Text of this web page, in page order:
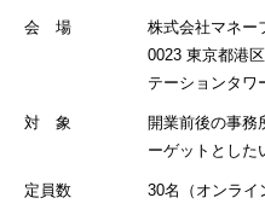
会 場
株式会社マネー
0023 東京都港
テーションタワ
対 象
開業前後の事務
ーゲットとした
定員数 30名（オンライ